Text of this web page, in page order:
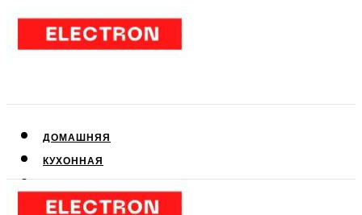
ДОМАШНЯЯ
КУХОННАЯ
КЛИМАТИЧЕСКАЯ